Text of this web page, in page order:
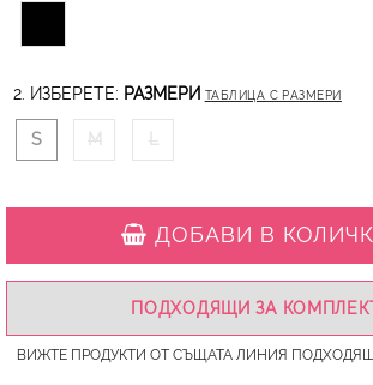
2. ИЗБЕРЕТЕ: РАЗМЕРИ ТАБЛИЦА С РАЗМЕРИ
S M L
ДОБАВИ В
ПОДХОДЯЩИ ЗА
ВИЖТЕ ПРОДУКТИ ОТ СЪЩАТА ЛИНИЯ